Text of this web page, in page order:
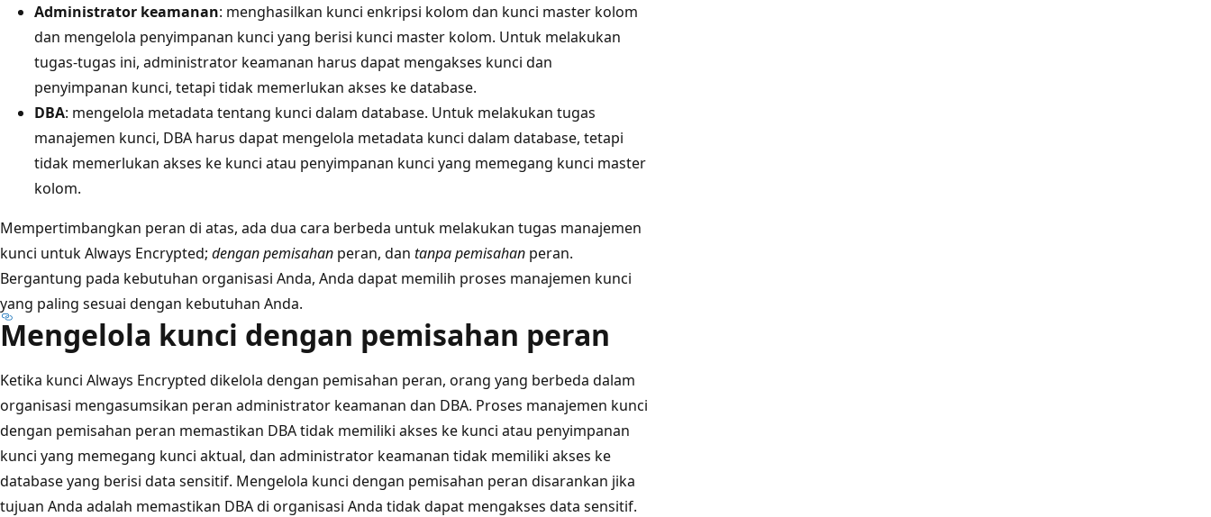
Administrator keamanan: menghasilkan kunci enkripsi kolom dan kunci master kolom
dan mengelola penyimpanan kunci yang berisi kunci master kolom. Untuk melakukan
tugas-tugas ini, administrator keamanan harus dapat mengakses kunci dan
penyimpanan kunci, tetapi tidak memerlukan akses ke database.
DBA: mengelola metadata tentang kunci dalam database. Untuk melakukan tugas
manajemen kunci, DBA harus dapat mengelola metadata kunci dalam database, tetapi
tidak memerlukan akses ke kunci atau penyimpanan kunci yang memegang kunci master
kolom.
Mempertimbangkan peran di atas, ada dua cara berbeda untuk melakukan tugas manajemen
kunci untuk Always Encrypted; dengan pemisahan peran, dan tanpa pemisahan peran.
Bergantung pada kebutuhan organisasi Anda, Anda dapat memilih proses manajemen kunci
yang paling sesuai dengan kebutuhan Anda.
Mengelola kunci dengan pemisahan peran
Ketika kunci Always Encrypted dikelola dengan pemisahan peran, orang yang berbeda dalam
organisasi mengasumsikan peran administrator keamanan dan DBA. Proses manajemen kunci
dengan pemisahan peran memastikan DBA tidak memiliki akses ke kunci atau penyimpanan
kunci yang memegang kunci aktual, dan administrator keamanan tidak memiliki akses ke
database yang berisi data sensitif. Mengelola kunci dengan pemisahan peran disarankan jika
tujuan Anda adalah memastikan DBA di organisasi Anda tidak dapat mengakses data sensitif.